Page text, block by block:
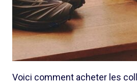
Voici comment acheter les